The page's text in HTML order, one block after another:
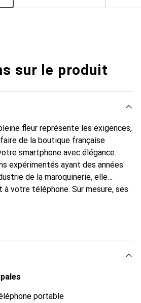
sur le produit
fleur représente les exigences,
de la boutique française
smartphone avec élégance.
expérimentés ayant des années
de la maroquinerie, elle
votre téléphone. Sur mesure, ses
chic et indispensable pour votre
la marque Noreve est un choix
exigeante.
portable